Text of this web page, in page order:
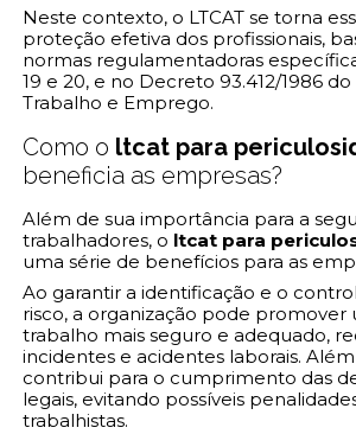
Neste contexto, o LTCAT se torna
proteção efetiva dos profissionais,
normas regulamentadoras
19 e 20, e no Decreto 93.412/1986
Trabalho e Emprego.
Como o ltcat para
beneficia as empresas?
Além de sua importância para a
trabalhadores, o ltcat para
uma série de benefícios para as
Ao garantir a identificação e o
risco, a organização pode
trabalho mais seguro e adequado,
incidentes e acidentes laborais.
contribui para o cumprimento das
legais, evitando possíveis
trabalhistas.